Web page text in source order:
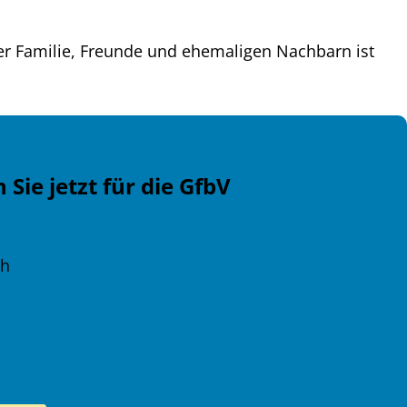
Familie, Freunde und ehemaligen Nachbarn ist
Sie jetzt für die GfbV
auswählen